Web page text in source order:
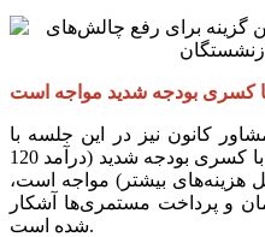
کسری بودجه شدید مواجه است
کانون نیز در این جلسه‌ با
بیان اینکه سازمان تامین اجتماعی با کسری بودجه شدید (درآمد 120
هزینه‌های بیشتر) مواجه است،
و پرداخت مستمری‌ها آشکار
شده است.